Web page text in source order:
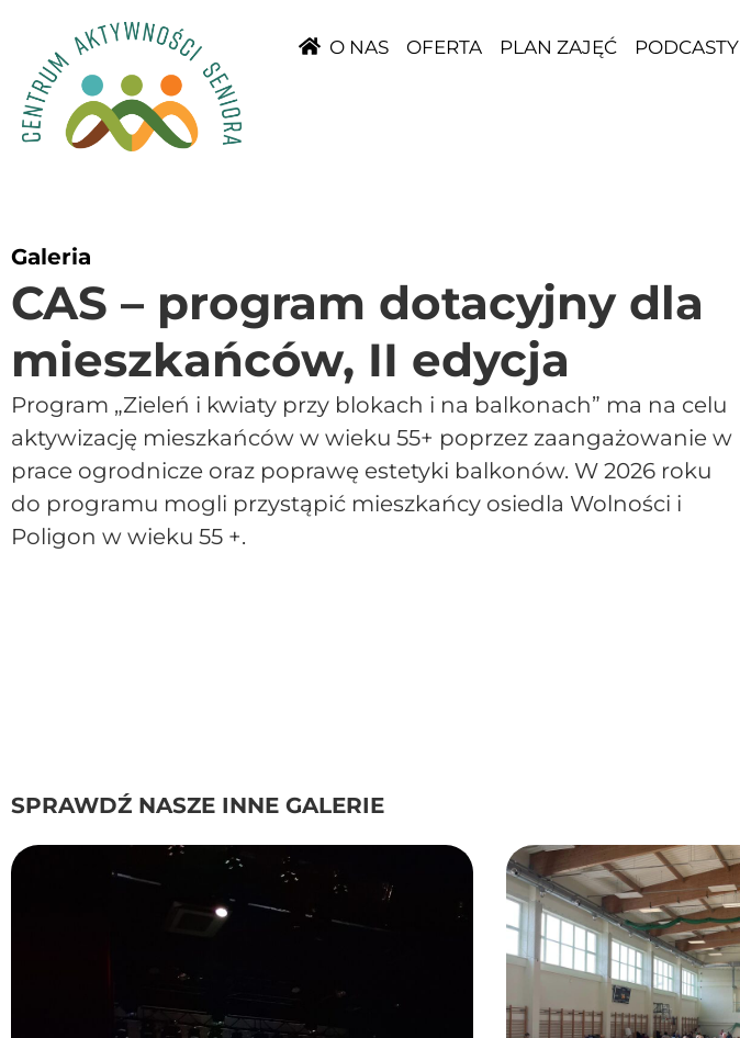
O NAS OFERTA PLAN ZAJĘĆ PODCASTY
Galeria
CAS – program dotacyjny dla
mieszkańców, II edycja
Program „Zieleń i kwiaty przy blokach i na balkonach” ma na celu
aktywizację mieszkańców w wieku 55+ poprzez zaangażowanie w
prace ogrodnicze oraz poprawę estetyki balkonów. W 2026 roku
do programu mogli przystąpić mieszkańcy osiedla Wolności i
Poligon w wieku 55 +.
SPRAWDŹ NASZE INNE GALERIE